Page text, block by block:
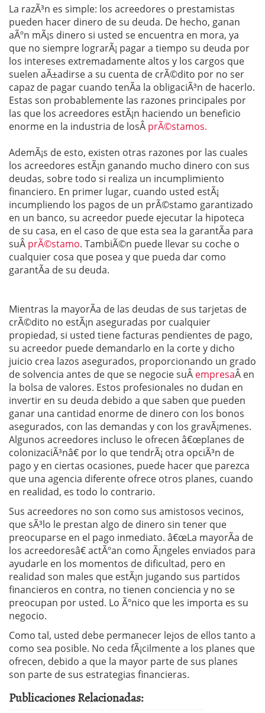
La razÃ³n es simple: los acreedores o prestamistas
pueden hacer dinero de su deuda. De hecho, ganan
aÃºn mÃ¡s dinero si usted se encuentra en mora, ya
que no siempre lograrÃ¡ pagar a tiempo su deuda por
los intereses extremadamente altos y los cargos que
suelen aÃ±adirse a su cuenta de crÃ©dito por no ser
capaz de pagar cuando tenÃ­a la obligaciÃ³n de hacerlo.
Estas son probablemente las razones principales por
las que los acreedores estÃ¡n haciendo un beneficio
enorme en la industria de losÂ prÃ©stamos.
AdemÃ¡s de esto, existen otras razones por las cuales
los acreedores estÃ¡n ganando mucho dinero con sus
deudas, sobre todo si realiza un incumplimiento
financiero. En primer lugar, cuando usted estÃ¡
incumpliendo los pagos de un prÃ©stamo garantizado
en un banco, su acreedor puede ejecutar la hipoteca
de su casa, en el caso de que esta sea la garantÃ­a para
suÂ prÃ©stamo. TambiÃ©n puede llevar su coche o
cualquier cosa que posea y que pueda dar como
garantÃ­a de su deuda.
Mientras la mayorÃ­a de las deudas de sus tarjetas de
crÃ©dito no estÃ¡n aseguradas por cualquier
propiedad, si usted tiene facturas pendientes de pago,
su acreedor puede demandarlo en la corte y dicho
juicio crea lazos asegurados, proporcionando un grado
de solvencia antes de que se negocie suÂ empresaÂ en
la bolsa de valores. Estos profesionales no dudan en
invertir en su deuda debido a que saben que pueden
ganar una cantidad enorme de dinero con los bonos
asegurados, con las demandas y con los gravÃ¡menes.
Algunos acreedores incluso le ofrecen â€œplanes de
colonizaciÃ³nâ€ por lo que tendrÃ¡ otra opciÃ³n de
pago y en ciertas ocasiones, puede hacer que parezca
que una agencia diferente ofrece otros planes, cuando
en realidad, es todo lo contrario.
Sus acreedores no son como sus amistosos vecinos,
que sÃ³lo le prestan algo de dinero sin tener que
preocuparse en el pago inmediato. â€œLa mayorÃ­a de
los acreedoresâ€ actÃºan como Ã¡ngeles enviados para
ayudarle en los momentos de dificultad, pero en
realidad son males que estÃ¡n jugando sus partidos
financieros en contra, no tienen conciencia y no se
preocupan por usted. Lo Ãºnico que les importa es su
negocio.
Como tal, usted debe permanecer lejos de ellos tanto a
como sea posible. No ceda fÃ¡cilmente a los planes que
ofrecen, debido a que la mayor parte de sus planes
son parte de sus estrategias financieras.
Publicaciones Relacionadas: